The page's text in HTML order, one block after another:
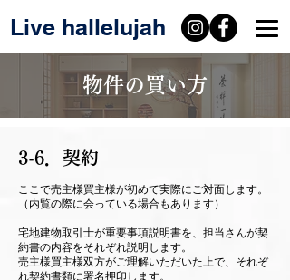
Live hallelujah
​物件の買い方
ここで売主様買主様が初めて実際にご対面します。
（内覧の際に会っている場合もあります）
宅地建物取引士が重要事項説明書を、担当さんが契
約書の内容をそれぞれ説明します。
売主様買主様双方がご理解いただいた上で、それぞ
れ契約書類に署名押印します。
3-6．契約